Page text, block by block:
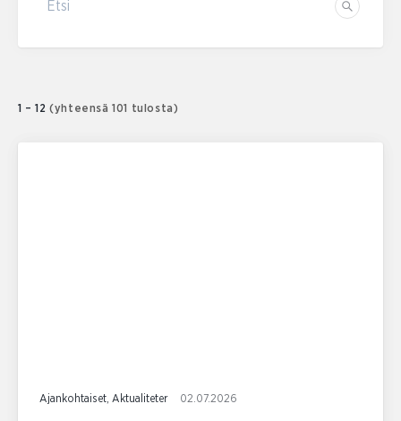
Etsi
1 – 12 (yhteensä 101 tulosta)
Ajankohtaiset, Aktualiteter 02.07.2026